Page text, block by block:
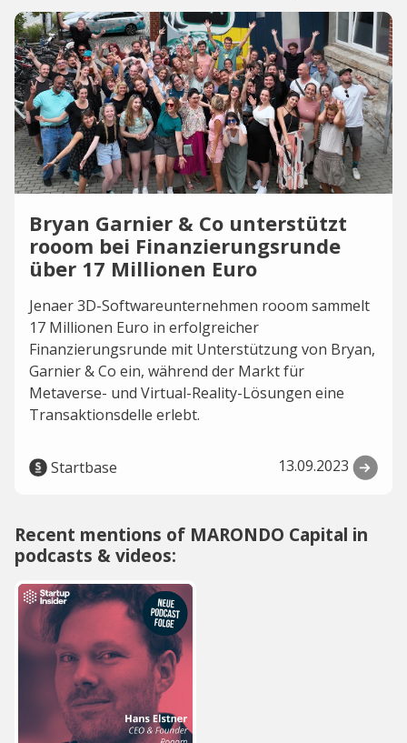
Bryan Garnier & Co unterstützt
rooom bei Finanzierungsrunde
über 17 Millionen Euro
Jenaer 3D-Softwareunternehmen rooom sammelt
17 Millionen Euro in erfolgreicher
Finanzierungsrunde mit Unterstützung von Bryan,
Garnier & Co ein, während der Markt für
Metaverse- und Virtual-Reality-Lösungen eine
Transaktionsdelle erlebt.
Startbase 13.09.2023
Recent mentions of MARONDO Capital in
podcasts & videos: